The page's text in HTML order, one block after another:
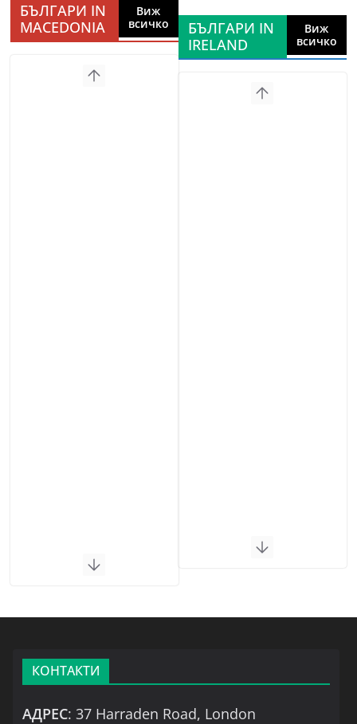
БЪЛГАРИ IN
MACEDONIA
Виж
всичко
БЪЛГАРИ IN
IRELAND
Виж
всичко
КОНТАКТИ
АДРЕС: 37 Harraden Road, London